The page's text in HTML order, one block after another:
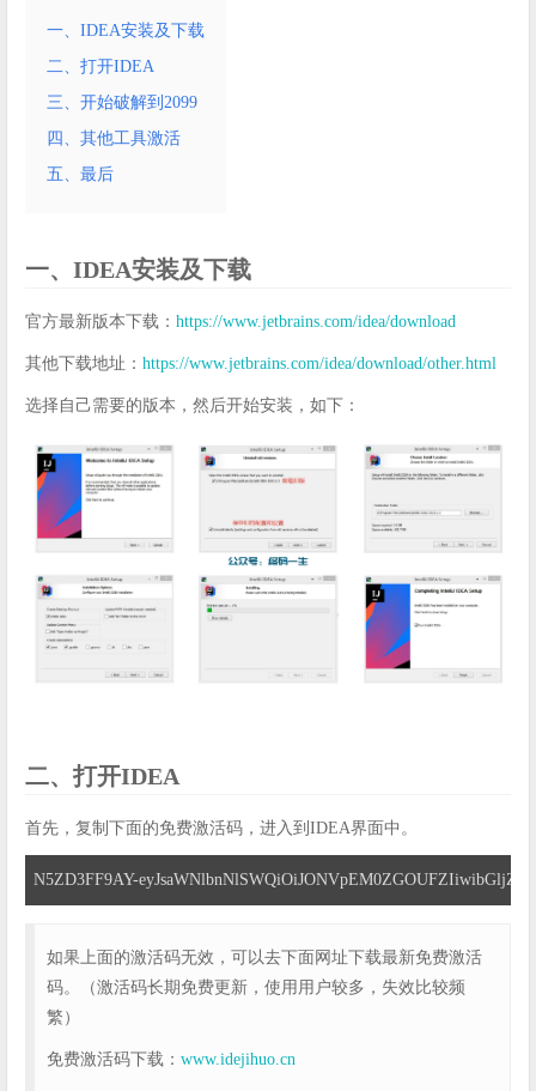
一、IDEA安装及下载
二、打开IDEA
三、开始破解到2099
四、其他工具激活
五、最后
一、IDEA安装及下载
官方最新版本下载： https://www.jetbrains.com/idea/download
其他下载地址： https://www.jetbrains.com/idea/download/other.html
选择自己需要的版本，然后开始安装，如下：
二、打开IDEA
首先，复制下面的免费激活码，进入到IDEA界面中。
N5ZD3FF9AY-
如果上面的激活码无效，可以去下面网址下载最新免费激活
码。（激活码长期免费更新，使用用户较多，失效比较频
繁）
免费激活码下载： www.idejihuo.cn